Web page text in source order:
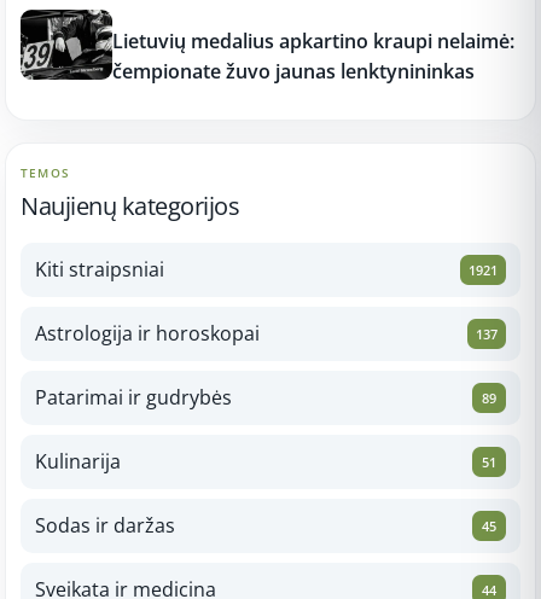
Lietuvių medalius apkartino kraupi nelaimė:
čempionate žuvo jaunas lenktynininkas
TEMOS
Naujienų kategorijos
Kiti straipsniai 1921
Astrologija ir horoskopai 137
Patarimai ir gudrybės 89
Kulinarija 51
Sodas ir daržas 45
Sveikata ir medicina 44